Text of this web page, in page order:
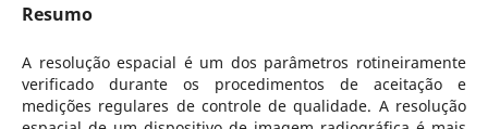
Resumo
A resolução espacial é um dos parâmetros rotineiramente
verificado durante os procedimentos de aceitação e
medições regulares de controle de qualidade. A resolução